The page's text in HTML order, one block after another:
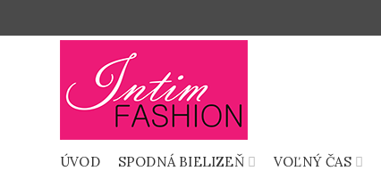
ÚVOD SPODNÁ BIELIZEŇ VOĽNÝ ČAS